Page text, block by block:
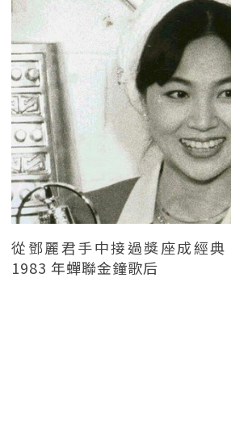
從鄧麗君手中接過獎座成經典
1983 年蟬聯金鐘歌后